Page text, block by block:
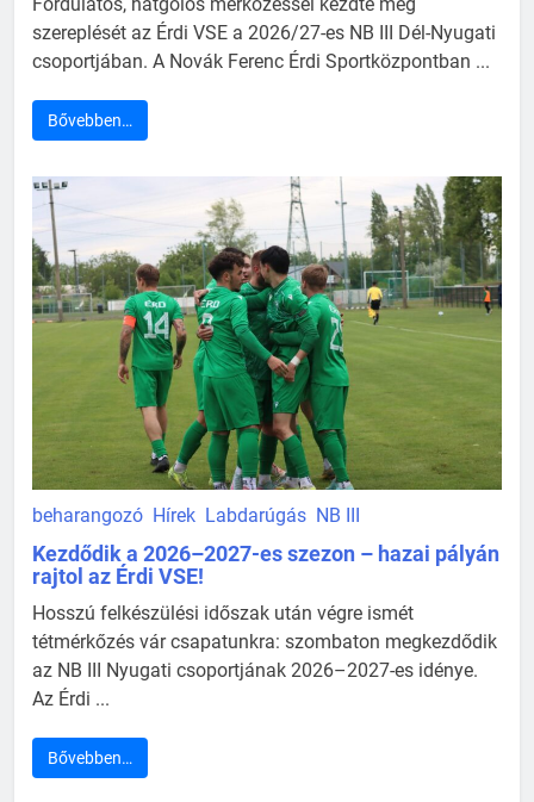
Fordulatos, hatgólos mérkőzéssel kezdte meg
szereplését az Érdi VSE a 2026/27-es NB III Dél-Nyugati
csoportjában. A Novák Ferenc Érdi Sportközpontban ...
Bővebben…
beharangozó Hírek Labdarúgás NB III
Kezdődik a 2026–2027-es szezon – hazai pályán
rajtol az Érdi VSE!
Hosszú felkészülési időszak után végre ismét
tétmérkőzés vár csapatunkra: szombaton megkezdődik
az NB III Nyugati csoportjának 2026–2027-es idénye.
Az Érdi ...
Bővebben…